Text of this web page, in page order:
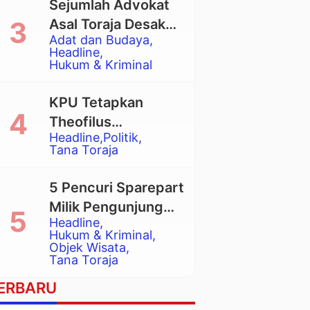
Adat dan Budaya
Headline
Hukum & Kriminal
Sejumlah Advokat
Asal Toraja Desak
Mahkamah Agung
Larang Penggunaan
Eksekusi Rumah
Adat Tongkonan
Headline Politik
Tana Toraja
KPU Tetapkan
Theofilus
Allorerung dan
Zadrak Tombe
sebagai Bupati dan
Wakil Bupati Tana
Toraja Terpilih
Headline
Hukum & Kriminal
Objek Wisata
Tana Toraja
5 Pencuri Sparepart
Milik Pengunjung
Objek Wisata
Pango-Pango
Ditangkap Polisi